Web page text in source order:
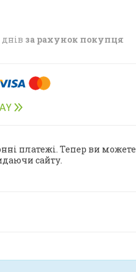
за рахунок покупця
платежі. Тепер ви можете
сайту.